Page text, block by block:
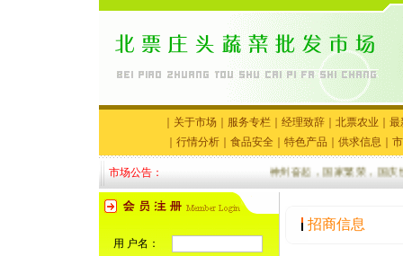
关于市场 服务专栏 经理致辞 北票农业
最
行情分析 食品安全 特色产品 供求信息
市场公告： 神州奋起，国家繁荣，国庆快
用 户名：
招商信息